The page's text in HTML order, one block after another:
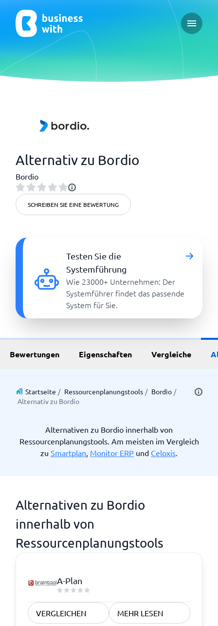
Open
Alternativ zu Bordio
Bordio
SCHREIBEN SIE EINE BEWERTUNG
Testen Sie die
Systemführung
Wie 23000+ Unternehmen: Der
Systemführer findet das passende
System für Sie.
Bewertungen Eigenschaften Vergleiche
Startseite / Ressourcenplanungstools / Bordio /
Alternativ zu Bordio
Alternativen zu Bordio innerhalb von
Ressourcenplanungstools. Am meisten im Vergleich
zu Smartplan, Monitor ERP und Celoxis.
Alternativen zu Bordio
innerhalb von
Ressourcenplanungstools
A-Plan
VERGLEICHEN MEHR LESEN